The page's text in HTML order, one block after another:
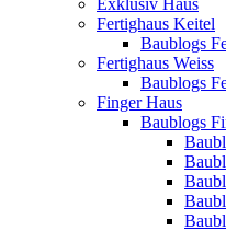
Exklusiv Haus
Fertighaus Keitel
Baublogs
Fertighaus Weiss
Baublogs
Finger Haus
Baublogs